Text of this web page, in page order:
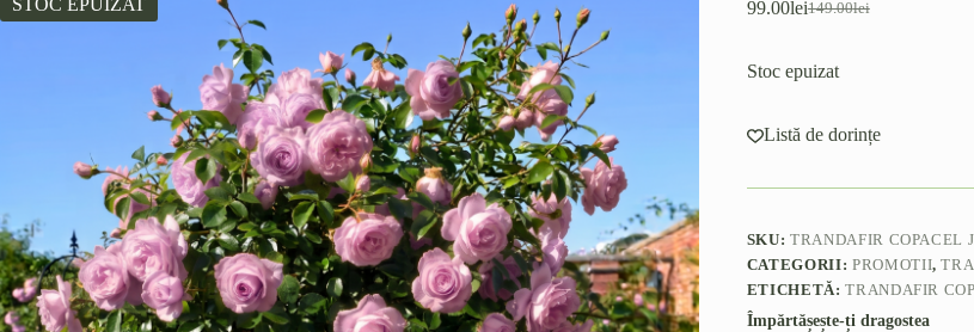
STOC EPUIZAT 149.00lei
Prețul
a
fost:
99.00leiPrețul
este:
99.00lei.
Stoc epuizat
Listă de dorințe
SKU:TRANDAFIR COPACEL
CATEGORII: PROMOTII,
ETICHETĂ:TRANDAFIR
Împărtășește-ți dragostea